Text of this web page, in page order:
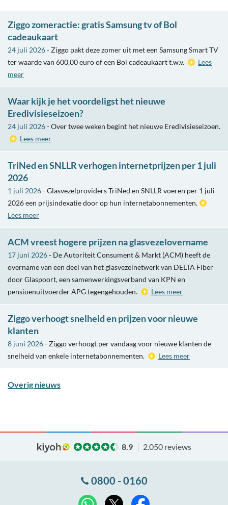
Ziggo zomeractie: gratis Samsung tv of Bol
cadeaukaart
24 juli 2026- Ziggo pakt deze zomer uit met een Samsung Smart TV
ter waarde van 600,00 euro of een Bol cadeaukaart t.w.v.
Lees
meer
Waar kijk je het voordeligst het nieuwe
Eredivisieseizoen?
24 juli 2026- Over twee weken begint het nieuwe Eredivisieseizoen.
Lees meer
TriNed en SNLLR verhogen internetprijzen per 1 juli
2026
1 juli 2026- Glasvezelproviders TriNed en SNLLR voeren per 1 juli
2026 een prijsindexatie door op hun internetabonnementen.
Lees meer
ACM vreest hogere prijzen na glasvezelovername
17 juni 2026- De Autoriteit Consument & Markt (ACM) heeft de
overname van een deel van het glasvezelnetwerk van DELTA Fiber
door Glaspoort, een samenwerkingsverband van KPN en
pensioenuitvoerder APG tegengehouden.
Lees meer
Ziggo verhoogt snelheid en prijzen voor nieuwe
klanten
8 juni 2026- Ziggo verhoogt per vandaag voor nieuwe klanten de
snelheid van enkele internetabonnementen.
Lees meer
Overig nieuws
8.9 2.050 reviews
0800 - 0160